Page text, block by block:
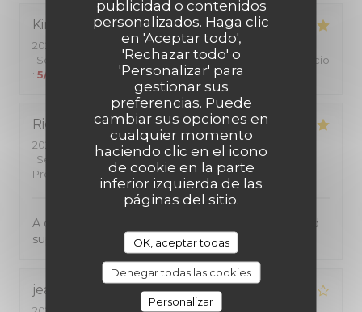
publicidad o contenidos
personalizados. Haga clic
en 'Aceptar todo',
'Rechazar todo' o
'Personalizar' para
gestionar sus
preferencias. Puede
cambiar sus opciones en
cualquier momento
haciendo clic en el icono
de cookie en la parte
inferior izquierda de las
páginas del sitio.
OK, aceptar todas
Denegar todas las cookies
Personalizar
Kiriko
2026-07-25
- 12:00 - Invitados 2
Servicio
Ambiente: 5/5 Menú: /5
Calidad / Precio
: 5/5
Richard W
2026-07-24
- 20:00 - Invitados 2
Servicio
/5 Ambiente 4/5 Menú: 5/5 Calidad /
Precio
A cosy small restaurant and dedicated services and
superb food!
jean-marc